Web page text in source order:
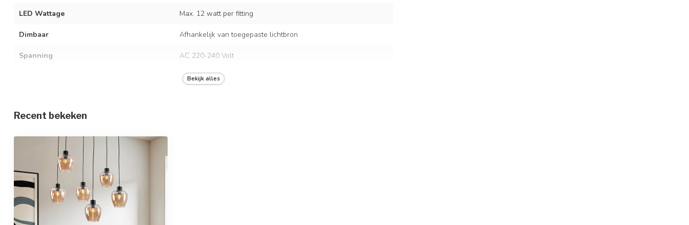
LED Wattage Max. 12 watt per fitting
Dimbaar Afhankelijk van toegepaste lichtbron
Spanning AC 220-240 Volt
50/60 Hz
Materiaal
Afmetingen
In hoogte verstelbaar
Beschermingsgraad
Beschermingsklasse
Bekijk alles
Recent bekeken